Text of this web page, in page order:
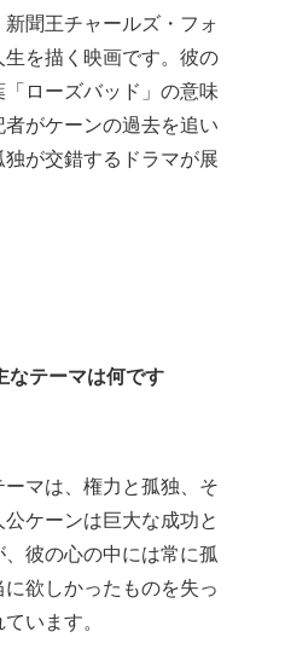
新聞王チャールズ・フォ
生を描く映画です。彼の
ローズバッド」の意味
がケーンの過去を追い
独が交錯するドラマが展
なテーマは何です
ーマは、権力と孤独、そ
ケーンは巨大な成功と
彼の心の中には常に孤
欲しかったものを失っ
います。